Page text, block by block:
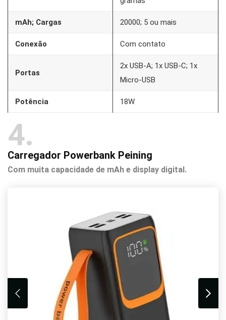
mAh; Cargas 20000; 5 ou mais
Conexão Com contato
Portas
2x USB-A; 1x USB-C; 1x
Micro-USB
Potência 18W
4
Carregador Powerbank Peining
Com muita capacidade de mAh e display digital.